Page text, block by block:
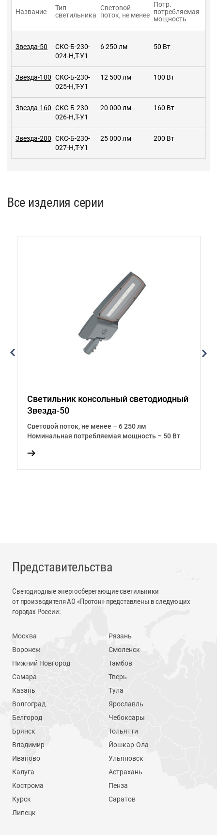
Название
Тип
светильника
Световой
поток, не менее
Потр.
потребляемая
мощность
Звезда-50
СКС-Б-230-
024-Н,Т-У1
6 250 лм 50 Вт
Звезда-100 СКС-Б-230-
025-Н,Т-У1
12 500 лм 100 Вт
Звезда-160 СКС-Б-230-
026-Н,Т-У1
20 000 лм 160 Вт
Звезда-200 СКС-Б-230-
027-Н,Т-У1
25 000 лм 200 Вт
Все изделия серии
Светильник консольный светодиодный
Звезда-50
Световой поток, не менее – 6 250 лм
Номинальная потребляемая мощность – 50 Вт
Представительства
Светодиодные энергосберегающие светильники
от производителя АО «Протон» представлены в следующих
городах России:
Москва
Воронеж
Нижний Новгород
Самара
Казань
Волгоград
Белгород
Брянск
Владимир
Иваново
Калуга
Кострома
Курск
Липецк
Рязань
Смоленск
Тамбов
Тверь
Тула
Ярославль
Чебоксары
Тольятти
Йошкар-Ола
Ульяновск
Астрахань
Пенза
Саратов